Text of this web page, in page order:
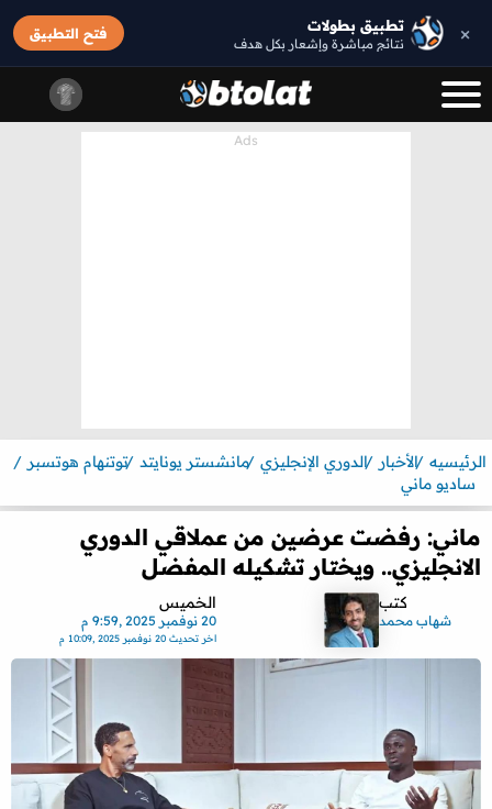
× تطبيق بطولات
نتائج مباشرة وإشعار بكل هدف
فتح التطبيق
الرئيسيه الأخبار الدوري الإنجليزي مانشستر يونايتد توتنهام هوتسبر
ساديو ماني
ماني: رفضت عرضين من عملاقي الدوري
الانجليزي.. ويختار تشكيله المفضل
كتب
شهاب محمد
الخميس
20 نوفمبر 2025 ,9:59 م
اخر تحديث20 نوفمبر 2025 ,10:09 م